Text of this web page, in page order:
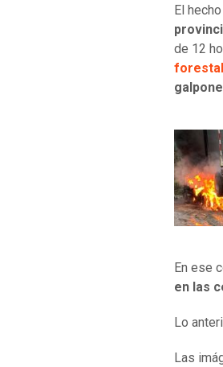
El
de 12
En ese
en las
Lo
Las